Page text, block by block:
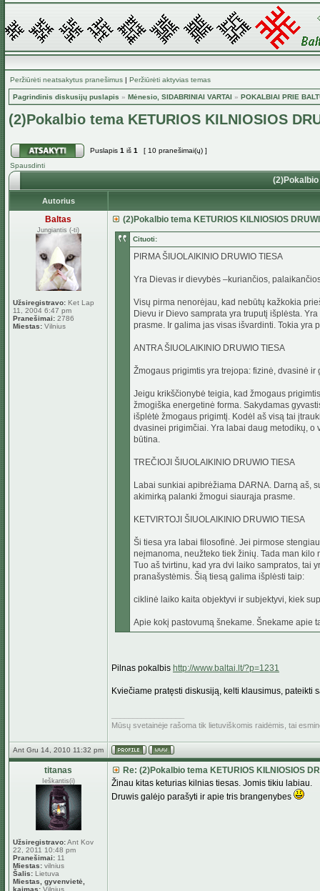
Peržiūrėti neatsakytus pranešimus | Peržiūrėti aktyvias temas
Pagrindinis diskusijų puslapis » Mėnesio, SIDABRINIAI VARTAI » POKALBIAI PRIE
(2)Pokalbio tema KETURIOS KILNIOSIOS
Puslapis 1 iš 1
[ 10 pranešimai(ų) ]
Spausdinti
(2)Pokalbio
Autorius
Baltas
Jungiantis (-ti)
Užsiregistravo: Ket Lap
11, 2004 6:47 pm
Pranešimai: 2786
Miestas: Vilnius
(2)Pokalbio tema KETURIOS KILNIOSIOS
Cituoti:
PIRMA ŠIUOLAIKINIO DRUWIO TIESA
Yra Dievas ir dievybės –kuriančios,
Visų pirma nenorėjau, kad nebūtų kažkokia
Dievu ir Dievo samprata yra truputį išplėsta.
prasme. Ir galima jas visas išvardinti. Tokia yra
ANTRA ŠIUOLAIKINIO DRUWIO TIESA
Žmogaus prigimtis yra trejopa: fizinė, dvasinė ir
Jeigu krikščionybė teigia, kad žmogaus
žmogiška energetinė forma. Sakydamas
išplėtė žmogaus prigimtį. Kodėl aš visą tai
dvasinei prigimčiai. Yra labai daug metodikų, o
būtina.
TREČIOJI ŠIUOLAIKINIO DRUWIO TIESA
Labai sunkiai apibrėžiama DARNA. Darną aš,
akimirką palanki žmogui siaurąja prasme.
KETVIRTOJI ŠIUOLAIKINIO DRUWIO TIESA
Ši tiesa yra labai filosofinė. Jei pirmose
neįmanoma, neužteko tiek žinių. Tada man
Tuo aš tvirtinu, kad yra dvi laiko sampratos, tai
pranašystėmis. Šią tiesą galima išplėsti taip:
ciklinė laiko kaita objektyvi ir subjektyvi, kiek
Apie kokį pastovumą šnekame. Šnekame apie
Pilnas pokalbis http://www.baltai.lt/?p=1231
Kviečiame pratęsti diskusiją, kelti klausimus, pateikti
Mūsų svetainėje rašoma tik lietuviškomis raidėmis, tai
Ant Gru 14, 2010 11:32 pm
titanas
Ieškantis(i)
Užsiregistravo:Ant Kov
22, 2011 10:48 pm
Pranešimai: 11
Miestas: vilnius
Šalis: Lietuva
Miestas, gyvenvietė,
kaimas: Vilnius
Re: (2)Pokalbio tema KETURIOS KILNIOSIOS
Žinau kitas keturias kilnias tiesas. Jomis tikiu labiau.
Druwis galėjo parašyti ir apie tris brangenybes